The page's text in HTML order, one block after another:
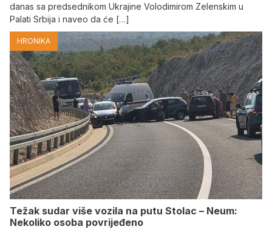
danas sa predsednikom Ukrajine Volodimirom Zelenskim u
Palati Srbija i naveo da će […]
HRONIKA
Težak sudar više vozila na putu Stolac – Neum:
Nekoliko osoba povrijeđeno